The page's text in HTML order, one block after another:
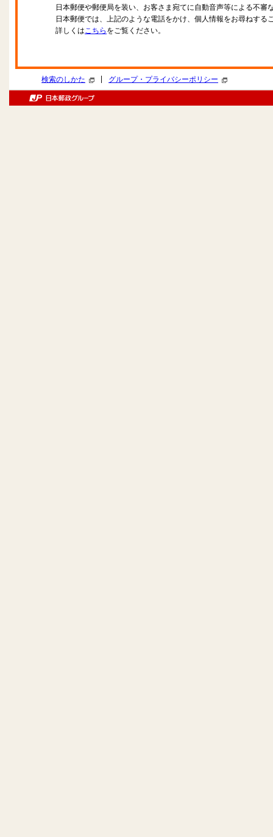
日本郵便や郵便局を装い、お客さま宛てに自動音声等による不審
日本郵便では、上記のような電話をかけ、個人情報をお尋ねする
詳しくはこちら をご覧ください。
検索のしかた グループ・プライバシーポリシー